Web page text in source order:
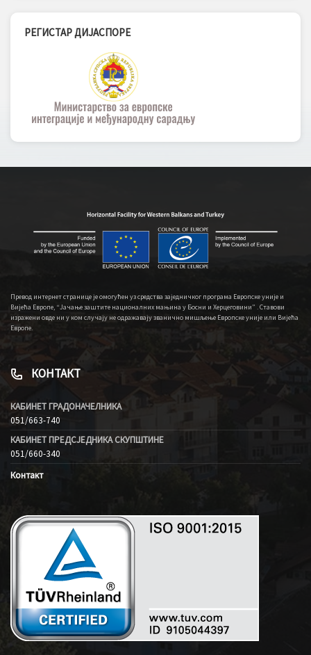
РЕГИСТАР ДИЈАСПОРЕ
Превод интернет странице је омогућен уз средства заједничког програма Европске уније и
Вијећа Европе, “Јачање заштите националних мањина у Босни и Херцеговини” . Ставови
изражени овде ни у ком случају не одражавају званично мишљење Европске уније или Вијећа
Европе.
КОНТАКТ
КАБИНЕТ ГРАДОНАЧЕЛНИКА
051/663-740
КАБИНЕТ ПРЕДСЈЕДНИКА СКУПШТИНЕ
051/660-340
Контакт